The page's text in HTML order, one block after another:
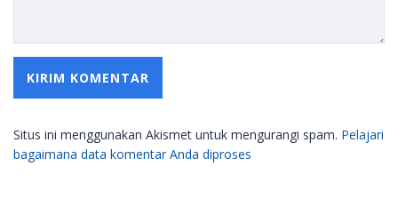
Situs ini menggunakan Akismet untuk mengurangi spam. Pelajari
bagaimana data komentar Anda diproses